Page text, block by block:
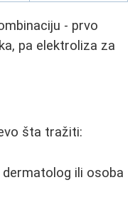
- prvo
pa elektroliza za
šta tražiti:
dermatolog ili osoba